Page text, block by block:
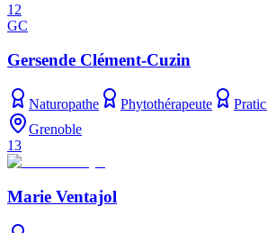
12
GC
Gersende Clément-Cuzin
Naturopathe Phytothérapeute
Grenoble
13
Marie Ventajol